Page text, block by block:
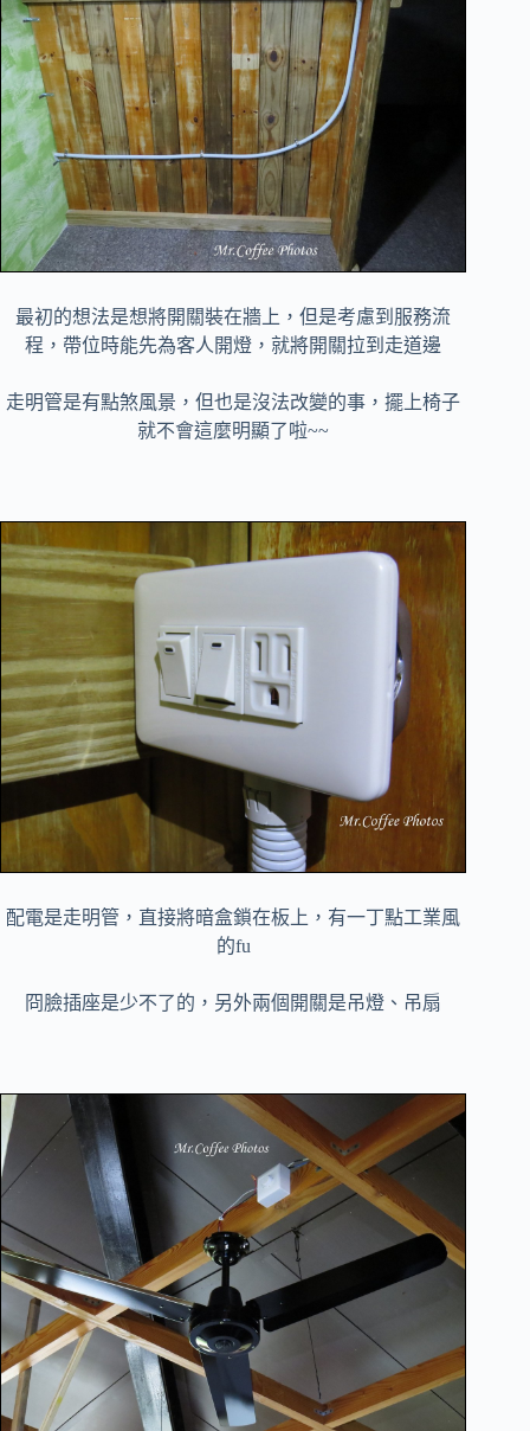
最初的想法是想將開關裝在牆上，但是考慮到服務流
程，帶位時能先為客人開燈，就將開關拉到走道邊
走明管是有點煞風景，但也是沒法改變的事，擺上椅子
就不會這麼明顯了啦~~
配電是走明管，直接將暗盒鎖在板上，有一丁點工業風
的fu
冏臉插座是少不了的，另外兩個開關是吊燈、吊扇